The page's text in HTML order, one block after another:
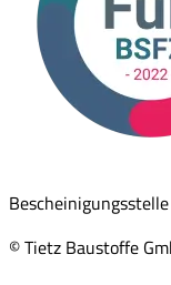
© Tietz Baustoffe